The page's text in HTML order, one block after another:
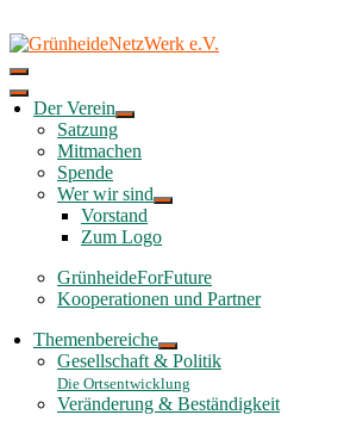
to
Der Verein
Satzung
Mitmachen
Spende
Wer wir sind
Vorstand
Zum Logo
GrünheideForFuture
Kooperationen und Partner
Themenbereiche
Gesellschaft & Politik
Die Ortsentwicklung
Veränderung & Beständigkeit